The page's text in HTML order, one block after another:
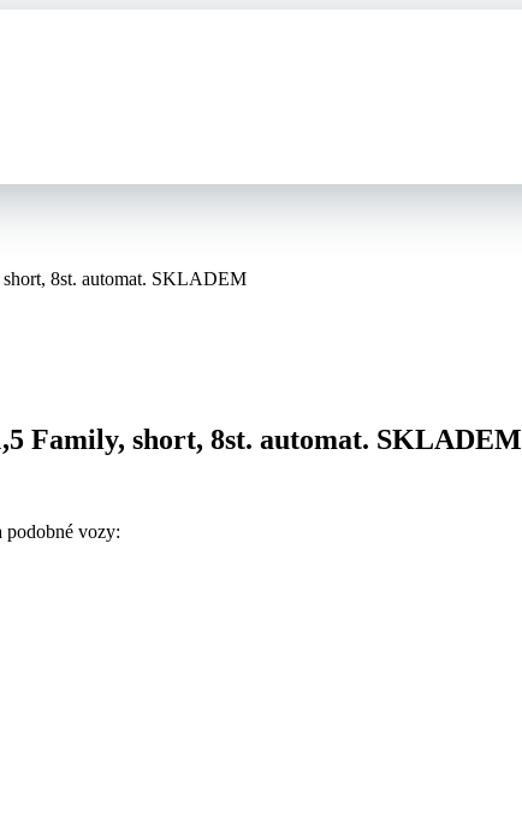
8st. automat. SKLADEM
Family, short, 8st. automat. SKLADEM
podobné vozy: